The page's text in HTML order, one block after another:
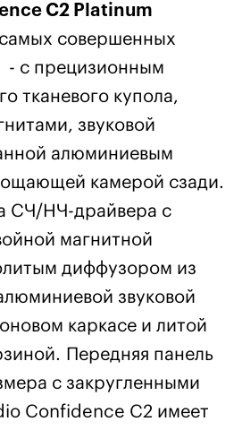
C2 Platinum
совершенных
- с прецизионным
тканевого купола,
звуковой
алюминиевым
камерой сзади.
СЧ/НЧ-драйвера с
магнитной
диффузором из
звуковой
каркасе и литой
Передняя панель
с закругленными
Confidence C2 имеет